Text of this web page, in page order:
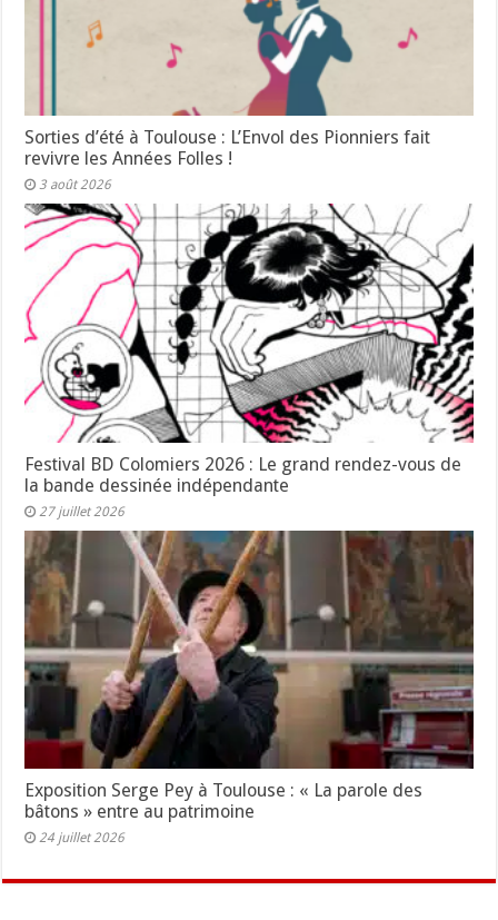
Sorties d’été à Toulouse : L’Envol des Pionniers fait
revivre les Années Folles !
3 août 2026
Festival BD Colomiers 2026 : Le grand rendez-vous de
la bande dessinée indépendante
27 juillet 2026
Exposition Serge Pey à Toulouse : « La parole des
bâtons » entre au patrimoine
24 juillet 2026